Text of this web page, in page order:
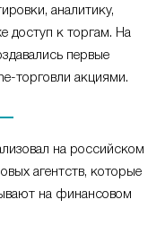
аналитику,
доступ к торгам. На
первые
торговли акциями.
на российском
агентств, которые
на финансовом